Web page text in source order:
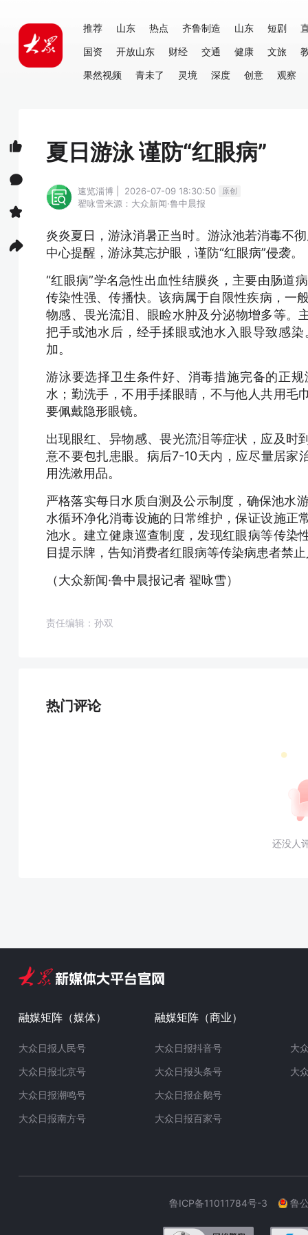
推荐 山东 热点 齐鲁制造 山东 短剧
国资
开放山东 财经 交通 健康 文旅
果然视频
青未了 灵境 深度 创意 观察
夏日游泳 谨防“红眼病”
速览淄博 | 2026-07-09 18:30:50 原创
翟咏雪来源：大众新闻·鲁中晨报
炎炎夏日，游泳消暑正当时。游泳池若消毒不
中心提醒，游泳莫忘护眼，谨防“红眼病”侵袭。
“红眼病”学名急性出血性结膜炎，主要由肠道
传染性强、传播快。该病属于自限性疾病，一
物感、畏光流泪、眼睑水肿及分泌物增多等
把手或池水后，经手揉眼或池水入眼导致感
加。
游泳要选择卫生条件好、消毒措施完备的正
水；勤洗手，不用手揉眼睛，不与他人共用毛
要佩戴隐形眼镜。
出现眼红、异物感、畏光流泪等症状，应及时
意不要包扎患眼。病后7-10天内，应尽量居家
用洗漱用品。
严格落实每日水质自测及公示制度，确保池水
水循环净化消毒设施的日常维护，保证设施正
池水。建立健康巡查制度，发现红眼病等传染
目提示牌，告知消费者红眼病等传染病患者禁
（大众新闻·鲁中晨报记者 翟咏雪）
责任编辑：孙双
热门评论
还没人
融媒矩阵（媒体）
大众日报人民号
大众日报北京号
大众日报潮鸣号
大众日报南方号
融媒矩阵（商业）
大众日报抖音号
大众日报头条号
大众日报企鹅号
大众日报百家号
大
大
鲁ICP备11011784号-3 鲁